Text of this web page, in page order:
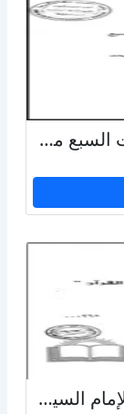
اختلاف البنية الصرفية في القراءات السبع من طريق الشاطبية توجيهه وأثره على المعنى
معترك الأقران في إعجاز القرآن للإمام السيوطي منهجه ومنزلته بين كتب الإعجاز دراسة مقارنة - الجزء الثانى